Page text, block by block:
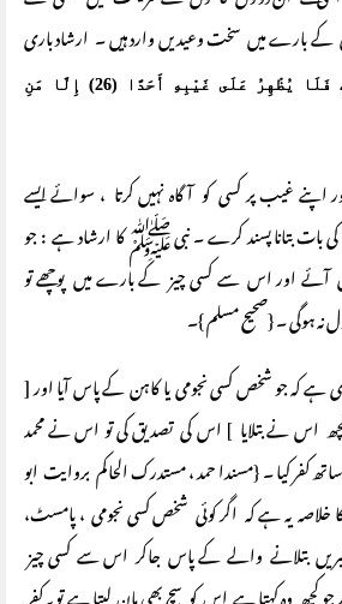
کے بارے میں سخت وعیدیں وارد ہیں ۔ ارشاد باری
عَالِمُ الْغَيْبِ فَلَا يُظْهِرُ عَلَى غَيْبِهِ أَحَدًا (26) إِلَّا مَنِ
غیب پر کسی کو آگاہ نہیں کرتا ، سوائے ایسے
بات بتانا پسند کرے ۔ نبی ﷺ کا ارشاد ہے : جو
اور اس سے کسی چیز کے بارے میں پوچھے تو
ہوگی ۔ {صحیح مسلم }۔
ہے کہ جو شخص کسی نجومی یا کاہن کے پاس آیا اور [
اس نے بتلایا ] اس کی تصدیق کی تو اس نے محمد
کیا ۔ {مسندا حمد ، مستدرک الحاکم بروایت ابو
یہ ہے کہ اگر کوئی شخص کسی نجومی ، پامسٹ،
بتلانے والے کے پاس جاکر اس سے کسی چیز